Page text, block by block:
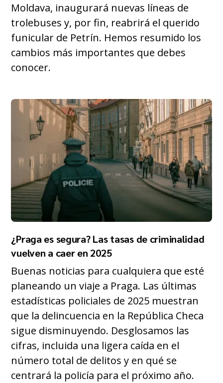
Moldava, inaugurará nuevas líneas de
trolebuses y, por fin, reabrirá el querido
funicular de Petrín. Hemos resumido los
cambios más importantes que debes
conocer.
¿Praga es segura? Las tasas de criminalidad
vuelven a caer en 2025
Buenas noticias para cualquiera que esté
planeando un viaje a Praga. Las últimas
estadísticas policiales de 2025 muestran
que la delincuencia en la República Checa
sigue disminuyendo. Desglosamos las
cifras, incluida una ligera caída en el
número total de delitos y en qué se
centrará la policía para el próximo año.